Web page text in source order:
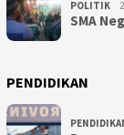
POLITIK
SMA
PENDIDIKAN